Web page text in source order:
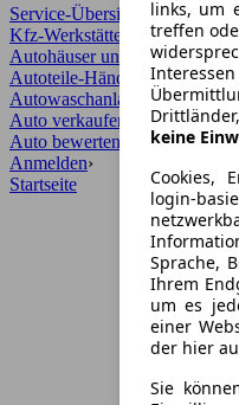
Service-Übersicht
Kfz-Werkstätten
Autohäuser und Händler
Autoteile-Händler
Autowaschanlagen
Auto verkaufen
Auto bewerten
Anmelden›
links, um
treffen
keine
Cookies,
login-
Sprache,
Ihrem
um es
einer
der hier
Sie
Startseite